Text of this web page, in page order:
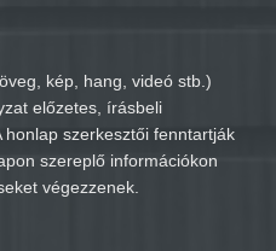
kép, hang, videó stb.)
előzetes, írásbeli
szerkesztői fenntartják
szereplő információkon
végezzenek.